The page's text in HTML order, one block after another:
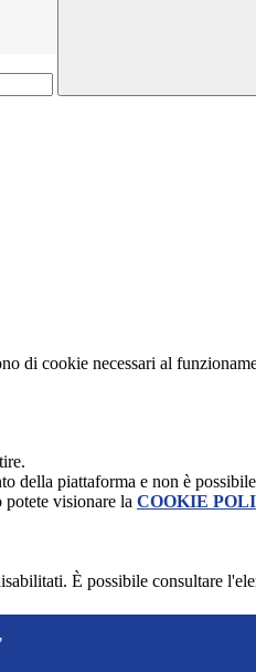
di cookie necessari al
della piattaforma e non è
visionare la COOKIE
È possibile consultare